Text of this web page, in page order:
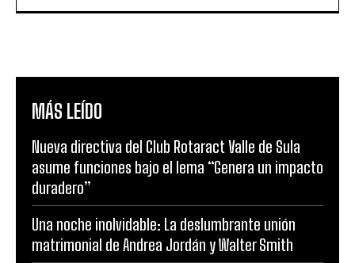
MÁS LEÍDO
Nueva directiva del Club Rotaract Valle de Sula
asume funciones bajo el lema “Genera un impacto
duradero”
Una noche inolvidable: La deslumbrante unión
matrimonial de Andrea Jordán y Walter Smith